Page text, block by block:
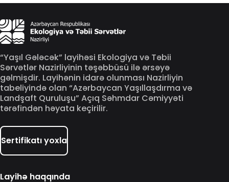
“Yaşıl Gələcək” layihəsi Ekologiya və Təbii
Sərvətlər Nazirliyinin təşəbbüsü ilə ərsəyə
gəlmişdir. Layihənin idarə olunması Nazirliyin
tabeliyində olan “Azərbaycan Yaşıllaşdırma və
Landşaft Quruluşu” Açıq Səhmdar Cəmiyyəti
tərəfindən həyata keçirilir.
Sertifikatı yoxla
Layihə haqqında